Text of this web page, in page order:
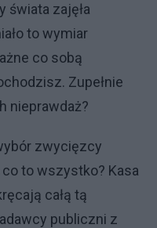
świata zajęła
to wymiar
co sobą
Zupełnie
nieprawdaż?
zwycięzcy
to wszystko? Kasa
całą tą
publiczni z